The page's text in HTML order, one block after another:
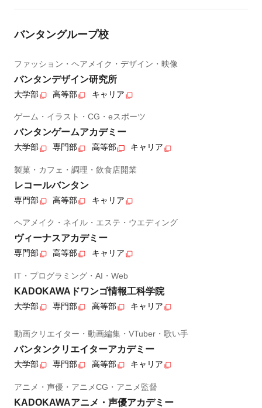
バンタングループ校
ファッション・ヘアメイク・デザイン・映像
バンタンデザイン研究所
大学部 高等部 キャリア
ゲーム・イラスト・CG・eスポーツ
バンタンゲームアカデミー
大学部 専門部 高等部 キャリア
製菓・カフェ・調理・飲食店開業
レコールバンタン
専門部 高等部 キャリア
ヘアメイク・ネイル・エステ・ウエディング
ヴィーナスアカデミー
専門部 高等部 キャリア
IT・プログラミング・AI・Web
KADOKAWAドワンゴ情報工科学院
大学部 専門部 高等部 キャリア
動画クリエイター・動画編集・VTuber・歌い手
バンタンクリエイターアカデミー
大学部 専門部 高等部 キャリア
アニメ・声優・アニメCG・アニメ監督
KADOKAWAアニメ・声優アカデミー